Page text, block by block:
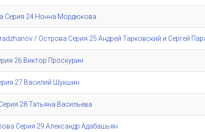
Серия 24 Нонна Мордюкова
/ Острова Серия 25 Андрей Тарковский и Сергей
26 Виктор Проскурин
27 Василий Шукшин
28 Татьяна Васильева
Серия 29 Александр Адабашьян